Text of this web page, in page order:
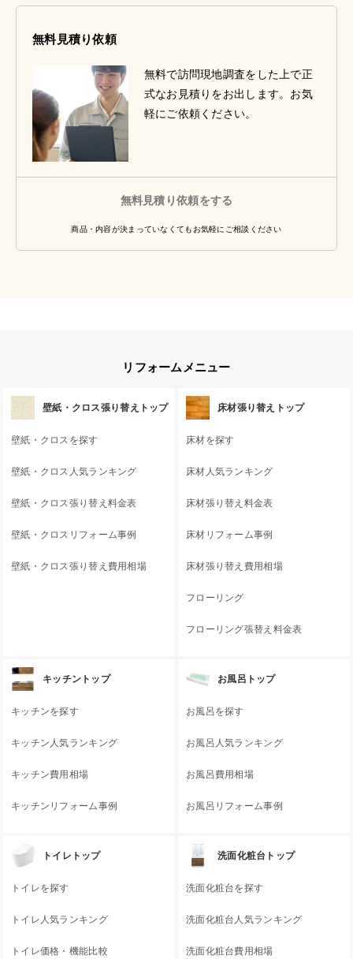
無料見積り依頼
無料で訪問現地調査をした上で正
式なお見積りをお出します。お気
軽にご依頼ください。
無料見積り依頼をする
商品・内容が決まっていなくてもお気軽にご相談ください
リフォームメニュー
壁紙・クロス張り替えトップ
壁紙・クロスを探す
壁紙・クロス人気ランキング
壁紙・クロス張り替え料金表
壁紙・クロスリフォーム事例
壁紙・クロス張り替え費用相場
床材張り替えトップ
床材を探す
床材人気ランキング
床材張り替え料金表
床材リフォーム事例
床材張り替え費用相場
フローリング
フローリング張替え料金表
キッチントップ
キッチンを探す
キッチン人気ランキング
キッチン費用相場
キッチンリフォーム事例
お風呂トップ
お風呂を探す
お風呂人気ランキング
お風呂費用相場
お風呂リフォーム事例
トイレトップ
トイレを探す
トイレ人気ランキング
トイレ価格・機能比較
洗面化粧台トップ
洗面化粧台を探す
洗面化粧台人気ランキング
洗面化粧台費用相場